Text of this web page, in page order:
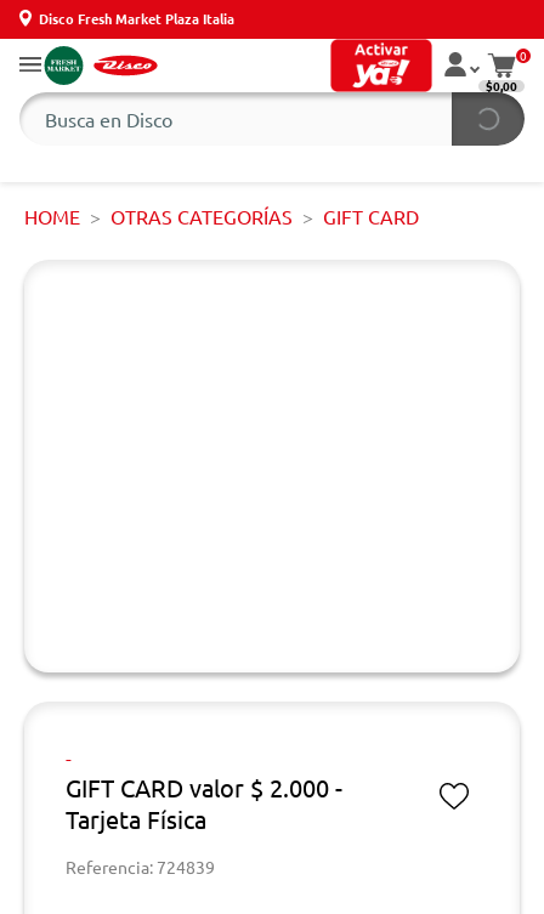
Disco Fresh Market Plaza Italia
0
$0,00
HOME OTRAS CATEGORÍAS GIFT CARD
-
GIFT CARD valor $ 2.000 -
Tarjeta Física
Referencia: 724839